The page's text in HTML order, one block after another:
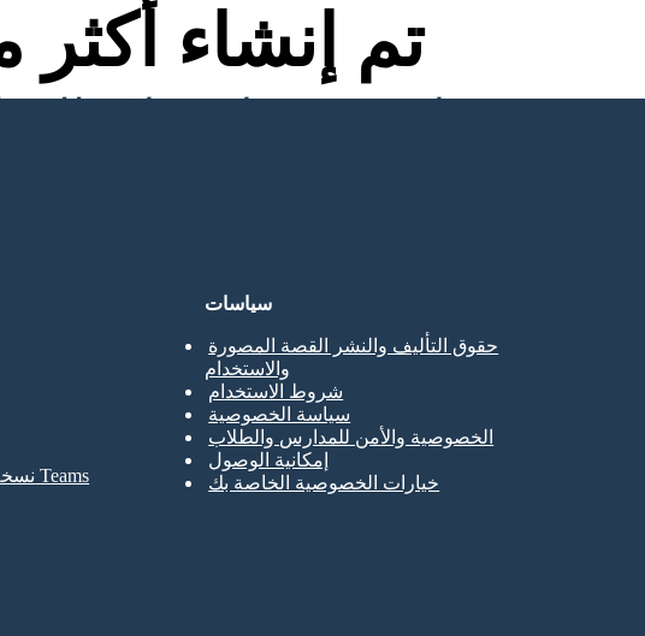
تم إنشاء أكثر
لا توجد تنزيلات ولا بطاقة ائتمان ولا حاجة إلى تسجيل الدخول للمحاولة!
نسخة تجريبية مجانية لـ Teams
سياسات
حقوق التأليف والنشر القصة المصورة
والاستخدام
شروط الاستخدام
سياسة الخصوصية
الخصوصية والأمن للمدارس والطلاب
إمكانية الوصول
خيارات الخصوصية الخاصة بك